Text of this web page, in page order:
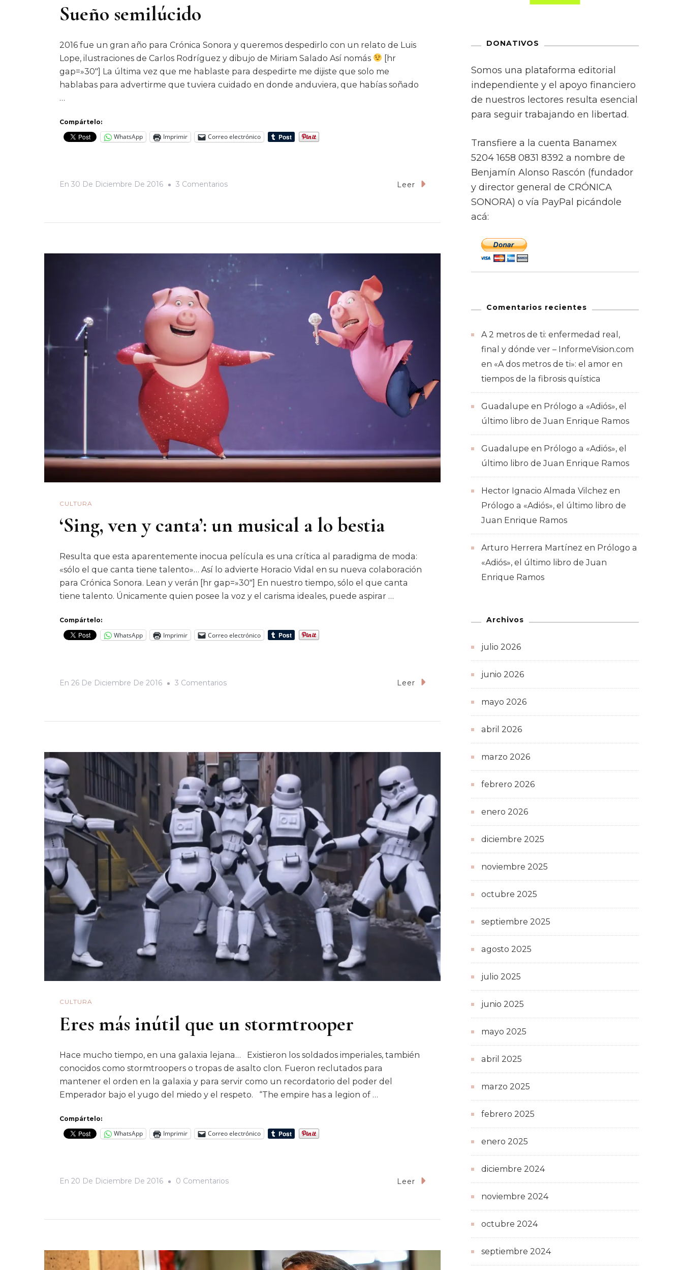
Sueño semilúcido
2016 fue un gran año para Crónica Sonora y queremos despedirlo con un relato de Luis
Lope, ilustraciones de Carlos Rodríguez y dibujo de Miriam Salado Así nomás
[hr
gap=»30″] La última vez que me hablaste para despedirte me dijiste que solo me
hablabas para advertirme que tuviera cuidado en donde anduviera, que habías soñado
…
Compártelo:
WhatsApp Imprimir Correo electrónico
En 30 De Diciembre De 2016 3 ComentariosEn
Leer
CULTURA
‘Sing, ven y canta’: un musical a lo bestia
Resulta que esta aparentemente inocua película es una crítica al paradigma de moda:
«sólo el que canta tiene talento»… Así lo advierte Horacio Vidal en su nueva colaboración
para Crónica Sonora. Lean y verán [hr gap=»30″] En nuestro tiempo, sólo el que canta
tiene talento. Únicamente quien posee la voz y el carisma ideales, puede aspirar …
Compártelo:
WhatsApp Imprimir Correo electrónico
En 26 De Diciembre De 2016 3 ComentariosEn
Un
Musical
A
Lo
Bestia
Leer
CULTURA
Eres más inútil que un stormtrooper
Hace mucho tiempo, en una galaxia lejana… Existieron los soldados imperiales, también
conocidos como stormtroopers o tropas de asalto clon. Fueron reclutados para
mantener el orden en la galaxia y para servir como un recordatorio del poder del
Emperador bajo el yugo del miedo y el respeto. “The empire has a legion of …
Compártelo:
WhatsApp Imprimir Correo electrónico
En 20 De Diciembre De 2016 0 ComentariosEn
Leer
DONATIVOS
Somos una plataforma editorial
independiente y el apoyo financiero
de nuestros lectores resulta esencial
para seguir trabajando en libertad.
Transfiere a la cuenta Banamex
5204 1658 0831 8392 a nombre de
Benjamín Alonso Rascón (fundador
y director general de CRÓNICA
SONORA) o vía PayPal picándole
acá:
Comentarios recientes
A 2 metros de ti: enfermedad real,
final y dónde ver – InformeVision.com
en «A dos metros de ti»: el amor en
tiempos de la fibrosis quística
Guadalupe en Prólogo a «Adiós», el
último libro de Juan Enrique Ramos
Guadalupe en Prólogo a «Adiós», el
último libro de Juan Enrique Ramos
Hector Ignacio Almada Vilchez en
Prólogo a «Adiós», el último libro de
Juan Enrique Ramos
Arturo Herrera Martínez en Prólogo a
«Adiós», el último libro de Juan
Enrique Ramos
Archivos
julio 2026
junio 2026
mayo 2026
abril 2026
marzo 2026
febrero 2026
enero 2026
diciembre 2025
noviembre 2025
octubre 2025
septiembre 2025
agosto 2025
julio 2025
junio 2025
mayo 2025
abril 2025
marzo 2025
febrero 2025
enero 2025
diciembre 2024
noviembre 2024
octubre 2024
septiembre 2024